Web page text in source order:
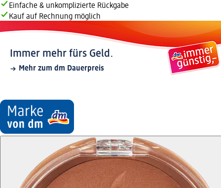
Einfache & unkomplizierte Rückgabe
Kauf auf Rechnung möglich
Immer mehr fürs Geld.
Mehr zum dm Dauerpreis